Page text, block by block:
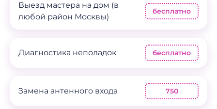
Выезд мастера на дом (в
любой район Москвы)
бесплатно
Диагностика неполадок бесплатно
Замена антенного входа 750